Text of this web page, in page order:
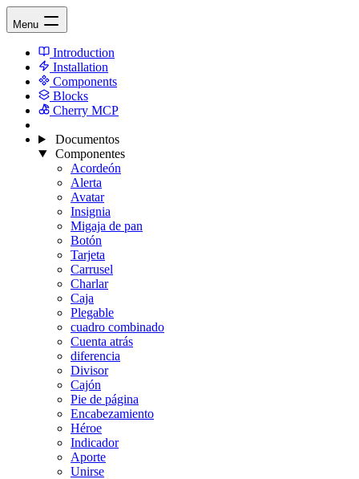
Menu
Introduction
Installation
Components
Blocks
Cherry MCP
Documentos
Componentes
Acordeón
Alerta
Avatar
Insignia
Migaja de pan
Botón
Tarjeta
Carrusel
Charlar
Caja
Plegable
cuadro combinado
Cuenta atrás
diferencia
Divisor
Cajón
Pie de página
Encabezamiento
Héroe
Indicador
Aporte
Unirse